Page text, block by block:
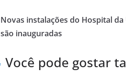
Novas instalações do Hospital da
são inauguradas
Você pode gostar